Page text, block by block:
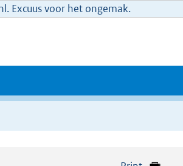
Excuus voor het ongemak.